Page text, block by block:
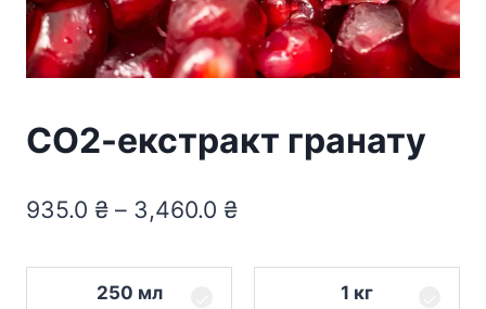
СО2-екстракт гранату
935.0 ₴ – 3,460.0 ₴
250 мл 1 кг